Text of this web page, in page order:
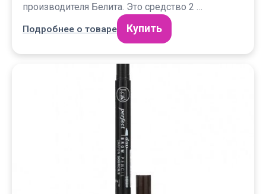
производителя Белита. Это средство 2 …
Подробнее о товаре Купить